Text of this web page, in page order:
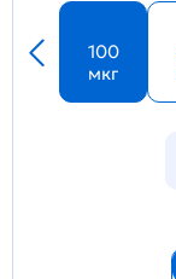
100
мкг